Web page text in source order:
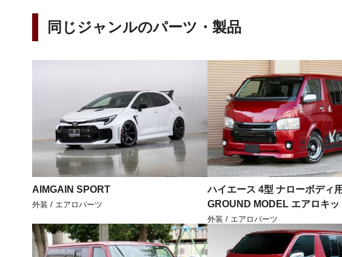
同じジャンルのパーツ・製品
AIMGAIN SPORT
外装 / エアロパーツ
ハイエース 4型 ナローボディ用
GROUND MODEL エアロキッ
外装 / エアロパーツ